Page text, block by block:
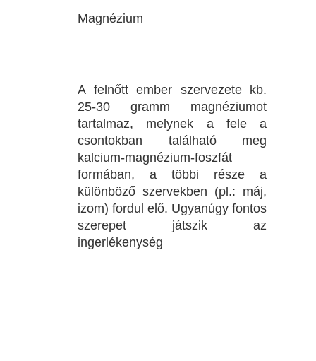
Magnézium
A felnőtt ember szervezete kb.
25-30 gramm magnéziumot
tartalmaz, melynek a fele a
csontokban található meg
kalcium-magnézium-foszfát
formában, a többi része a
különböző szervekben (pl.: máj,
izom) fordul elő. Ugyanúgy fontos
szerepet játszik az
ingerlékenység